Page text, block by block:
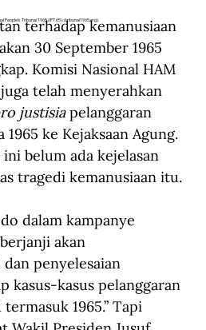
People’s Tribunal 1965 (IPT 65). (tribunal1965.org).
terhadap kemanusiaan
30 September 1965
Komisi Nasional HAM
telah menyerahkan
justisia pelanggaran
ke Kejaksaan Agung.
belum ada kejelasan
tragedi kemanusiaan itu.
dalam kampanye
akan
penyelesaian
kasus-kasus pelanggaran
1965.” Tapi